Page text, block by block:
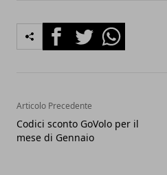
FacebookTwitterWhatsapp
Articolo Precedente
Codici sconto GoVolo per il
mese di Gennaio